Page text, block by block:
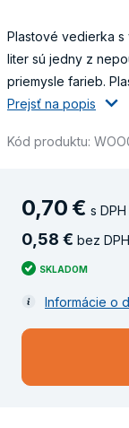
Plastové vedierka s
liter sú jedny z
priemysle farieb.
Prejsť na popis
Kód produktu:
0,70 € s
0 58 € bez
SKLADOM
Informácie o